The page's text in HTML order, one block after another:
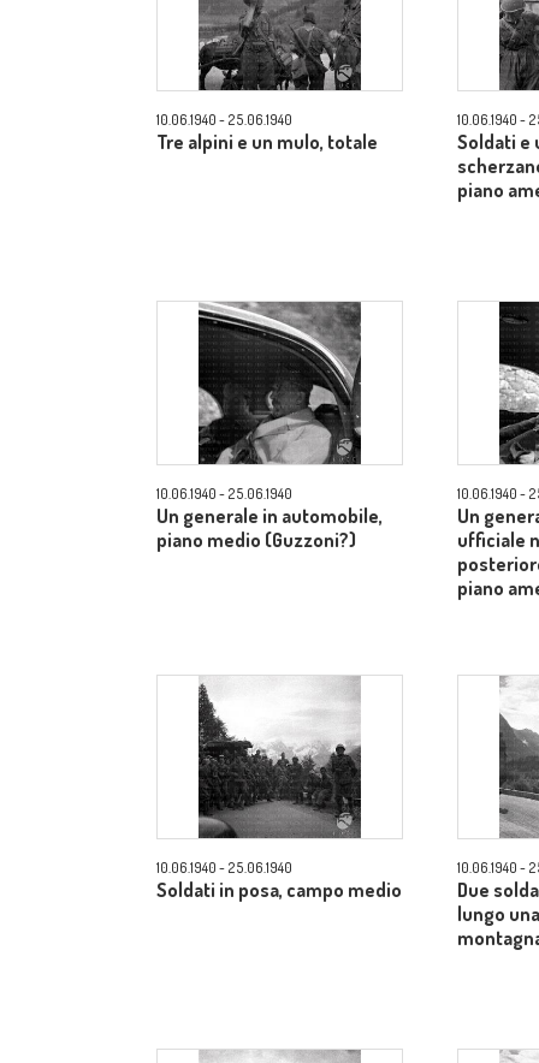
10.06.1940 - 25.06.1940
Tre alpini e un mulo, totale
10.06.1940 -
Soldati e
piano
10.06.1940 - 25.06.1940
Un generale in automobile,
piano medio (Guzzoni?)
10.06.1940 -
Un
ufficiale
piano
10.06.1940 - 25.06.1940
Soldati in posa, campo medio
10.06.1940 -
Due
lungo